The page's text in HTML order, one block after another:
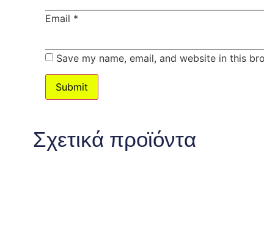
Email *
Save my name, email, and website in this
Σχετικά προϊόντα